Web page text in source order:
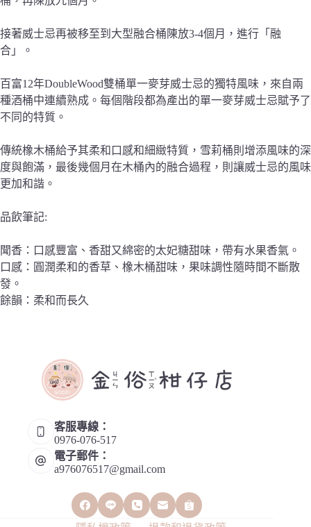
接著威士忌再被移至到大型融合桶陳放3-4個月，進行「融
合」。
百富12年DoubleWood雙桶單一麥芽威士忌的獨特風味，來自兩
種酒桶中連續熟成。每個階段都為產出的單一麥芽威士忌賦予了
不同的特質。
傳統橡木桶給予其柔和口感和細緻特質，雪莉桶則增添風味的深
度與飽滿，最後幾個月在木桶內的融合過程，則讓威士忌的風味
更加和諧。
品飲筆記:
聞香：口感豐富、香甜又綿密的太妃糖甜味，帶有水果香氣。
口感：圓潤柔和的香草、橡木桶甜味，果味調性隨時間不斷散
發。
餘韻：柔和而長久
客服專線：
0976-076-517
電子郵件：
a976076517@gmail.com